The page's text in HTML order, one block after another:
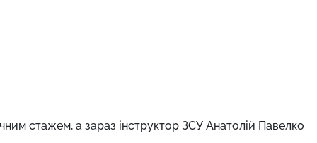
стажем, а зараз інструктор ЗСУ Анатолій Павелко